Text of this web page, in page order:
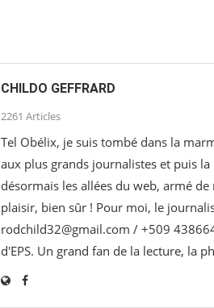
CHILDO GEFFRARD
2261 Articles
Tel Obélix, je suis tombé dans la
aux plus grands journalistes et puis
désormais les allées du web, armé
plaisir, bien sûr ! Pour moi, le
rodchild32@gmail.com / +509
d'EPS. Un grand fan de la lecture, la